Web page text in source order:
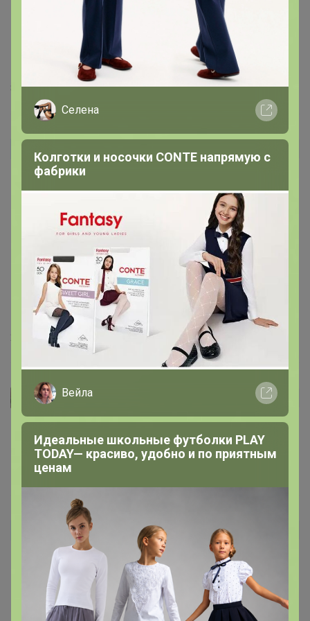
8 августа, 2025 17:57
elochka0302
перезимовала. Я конечно до последнего доращивала
её в теплице, а потом отправила в прикол. Вот
результат на сегодняшний день. Сейчас в объёме 1л в
этом году уже переваливать не буду.
22 июля, 2025 21:12
надика Автор уже получил заказ!
Девочки большие молодцы отлично упаковали. Всё
целое.
19 сентября, 2024 15:02
Лино4ка Автор уже получил заказ!
Саженец совсем мелкий.
12 сентября, 2024 16:44
Селена
Колготки и носочки CONTE напрямую с
фабрики
Вейла
Идеальные школьные футболки PLAY
TODAY— красиво, удобно и по приятным
ценам